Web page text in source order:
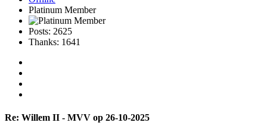
Platinum Member
Posts: 2625
Thanks: 1641
Re: Willem II - MVV op 26-10-2025